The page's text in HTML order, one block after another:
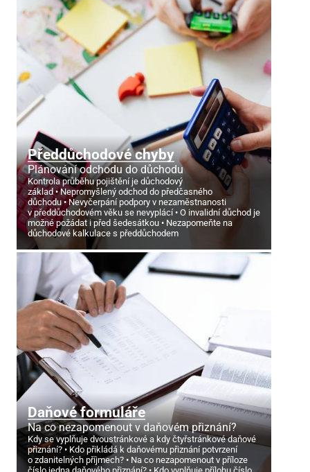
Předdůchodové chyby
Plánování odchodu do důchodu
Kontrola průběhu pojištění je důchodový
základ
Nepromyšlený odchod do předčasného
důchodu
Nevyčerpání podpory v nezaměstnanosti
v předdůchodovém věku se nevyplácí
O invalidní důchod je
možné požádat i před šedesátkou
Nezapomeňte na
důchodové kalkulace s předdůchodem
Daňové formuláře
Na co nezapomenout v daňovém přiznání?
Kdy se vyplňuje dvoustránkové a kdy čtyřstránkové daňové
přiznání?
Kdo přikládá k daňovému přiznání potvrzení
o zdanitelných příjmech?
Na co nezapomenout v příloze